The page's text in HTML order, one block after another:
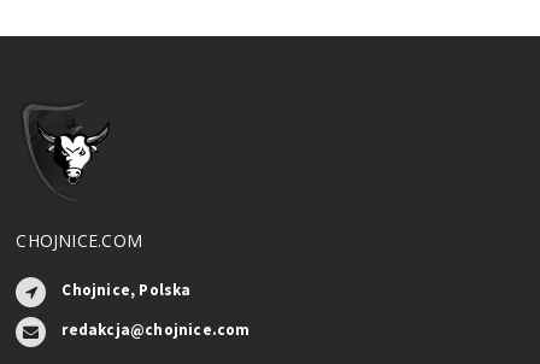
CHOJNICE.COM
Chojnice, Polska
redakcja@chojnice.com